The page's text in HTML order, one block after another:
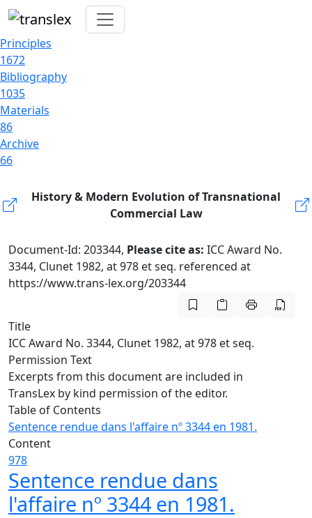
Principles
1672
Bibliography
1035
Materials
86
Archive
66
History & Modern Evolution of Transnational
Commercial Law
Document-Id: 203344, Please cite as: ICC Award No.
3344, Clunet 1982, at 978 et seq. referenced at
https://www.trans-lex.org/203344
Title
ICC Award No. 3344, Clunet 1982, at 978 et seq.
Permission Text
Excerpts from this document are included in
TransLex by kind permission of the editor.
Table of Contents
Sentence rendue dans l'affaire nº 3344 en 1981.
Content
978
Sentence rendue dans
l'affaire nº 3344 en 1981.